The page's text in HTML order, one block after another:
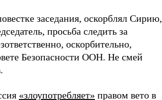
заседания, оскорблял Сирию,
просьба следить за
оскорбительно,
Безопасности ООН. Не смей
«злоупотребляет» правом вето в